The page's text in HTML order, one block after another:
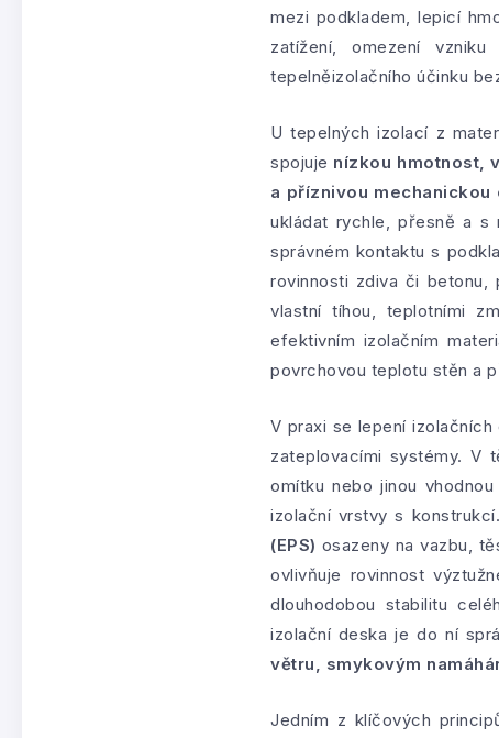
mezi podkladem, lepicí
zatížení, omezení
tepelněizolačního účinku
U tepelných izolací z
spojuje nízkou hmotnost,
a příznivou mechanickou
ukládat rychle, přesně a s
správném kontaktu s
rovinnosti zdiva či betonu,
vlastní tíhou, teplotními
efektivním izolačním
povrchovou teplotu stěn a
V praxi se lepení izolačních
zateplovacími systémy. V
omítku nebo jinou
izolační vrstvy s
(EPS) osazeny na vazbu,
ovlivňuje rovinnost
dlouhodobou stabilitu
izolační deska je do ní
větru, smykovým
Jedním z klíčových